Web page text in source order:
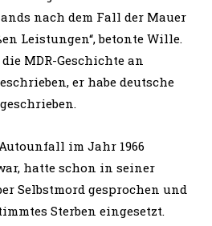
nach dem Fall der Mauer
Leistungen“, betonte Wille.
MDR-Geschichte an
er habe deutsche
im Jahr 1966
hatte schon in seiner
Selbstmord gesprochen und
Sterben eingesetzt.